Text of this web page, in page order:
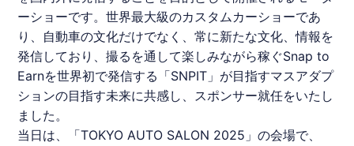
ーショーです。世界最大級のカスタムカーショーであ
り、自動車の文化だけでなく、常に新たな文化、情報を
発信しており、撮るを通して楽しみながら稼ぐSnap to
Earnを世界初で発信する「SNPIT 」が目指すマスアダプ
ションの目指す未来に共感し、スポンサー就任をいたし
ました。
当日は、「TOKYO AUTO SALON 2025」の会場で、